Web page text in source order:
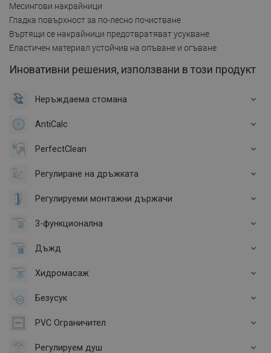
Месингови накрайници
Гладка повърхност за по-лесно почистване
Въртящи се накрайници предотвратяват усукване
Еластичен материал устойчив на опъване и огъване
Иновативни решения, използвани в този продукт
Неръждаема стомана
AntiCalc
PerfectClean
Регулиране на дръжката
Регулируеми монтажни държачи
3-функционална
Дъжд
Хидромасаж
Безусук
PVC Ограничител
Регулируем душ